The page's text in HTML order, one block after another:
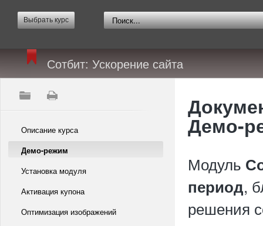
Выбрать курс
Сотбит: Ускорение сайта
Описание курса
Демо-режим
Установка модуля
Активация купона
Оптимизация изображений
Демо-
Модуль
период,
решения